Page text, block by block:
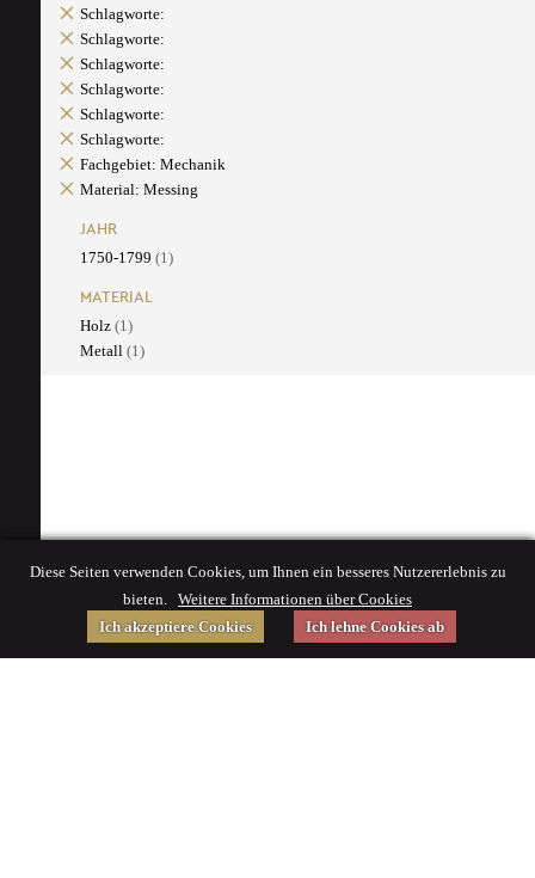
Schlagworte:
Schlagworte:
Schlagworte:
Schlagworte:
Schlagworte:
Schlagworte:
Fachgebiet: Mechanik
Material: Messing
JAHR
1750-1799 (1)
MATERIAL
Holz (1)
Metall (1)
Diese Seiten verwenden Cookies, um Ihnen ein besseres Nutzererlebnis zu
bieten. Weitere Informationen über Cookies
Ich akzeptiere Cookies
Ich lehne Cookies ab